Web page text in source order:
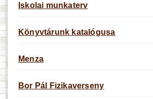
Iskolai munkaterv
Könyvtárunk katalógusa
Menza
Bor Pál Fizikaverseny